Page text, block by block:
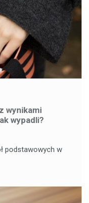
wynikami
wypadli?
podstawowych w